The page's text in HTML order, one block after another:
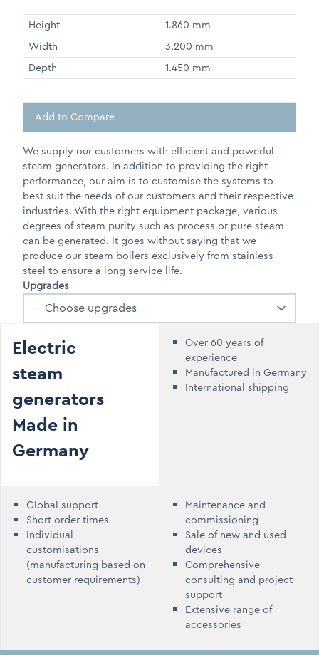
Height
1.860 mm
Width
3.200 mm
Depth
1.450 mm
Add to Compare
We supply our customers with efficient and powerful
steam generators. In addition to providing the right
performance, our aim is to customise the systems to
best suit the needs of our customers and their respective
industries. With the right equipment package, various
degrees of steam purity such as process or pure steam
can be generated. It goes without saying that we
produce our steam boilers exclusively from stainless
steel to ensure a long service life.
Upgrades
Electric
steam
generators
Made in
Germany
Over 60 years of
experience
Manufactured in Germany
International shipping
Global support
Short order times
Individual
customisations
(manufacturing based on
customer requirements)
Maintenance and
commissioning
Sale of new and used
devices
Comprehensive
consulting and project
support
Extensive range of
accessories